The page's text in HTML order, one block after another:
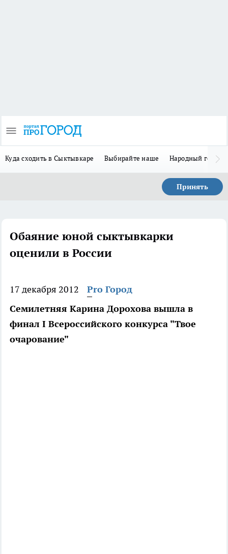
Куда сходить в Сыктывкаре Выбирайте наше Народный герой-
Принять
Обаяние юной сыктывкарки
оценили в России
17 декабря 2012
Pro Город
Семилетняя Карина Дорохова вышла в
финал I Всероссийского конкурса "Твое
очарование"